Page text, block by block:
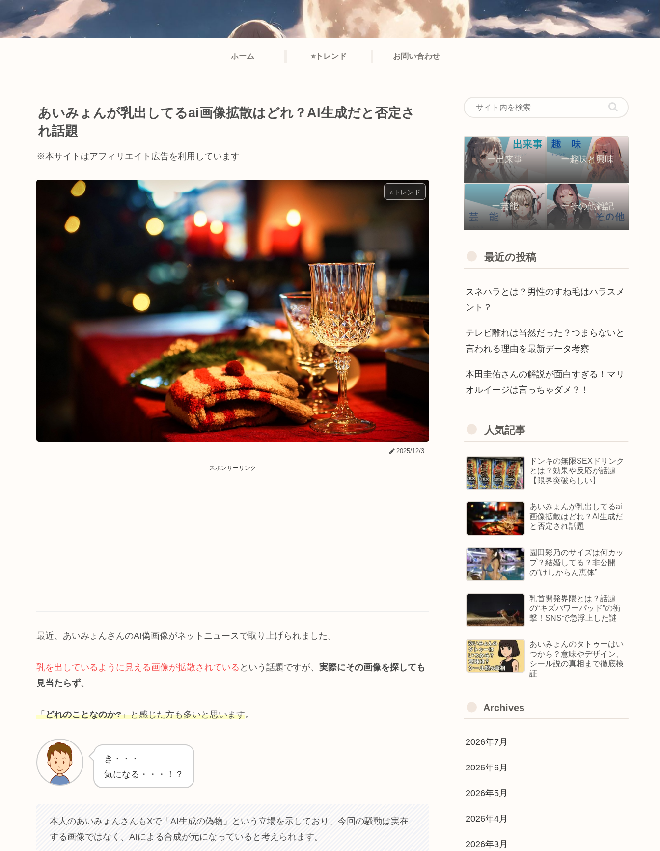
ホーム ⭐︎トレンド お問い合わせ
あいみょんが乳出してるai画像拡散はどれ？AI生成だと否定さ
れ話題
※本サイトはアフィリエイト広告を利用しています
⭐︎トレンド
2025/12/3
スポンサーリンク
最近、あいみょんさんのAI偽画像がネットニュースで取り上げられました。
乳を出しているように見える画像が拡散されている という話題ですが、 実際にその画像を探しても
見当たらず、
「どれのことなのか?」と感じた方も多いと思います。
き・・・
気になる・・・！？
本人のあいみょんさんもXで「AI生成の偽物」という立場を示しており、今回の騒動は実在
する画像ではなく、AIによる合成が元になっていると考えられます。
ー出来事 ー趣味と興味
ー芸能 ーその他雑記
最近の投稿
スネハラとは？男性のすね毛はハラスメ
ント？
テレビ離れは当然だった？つまらないと
言われる理由を最新データ考察
本田圭佑さんの解説が面白すぎる！マリ
オルイージは言っちゃダメ？！
人気記事
ドンキの無限SEXドリンク
とは？効果や反応が話題
【限界突破らしい】
あいみょんが乳出してるai
画像拡散はどれ？AI生成だ
と否定され話題
園田彩乃のサイズは何カッ
プ？結婚してる？非公開
の“けしからん恵体”
乳首開発界隈とは？話題
の“キズパワーパッド”の衝
撃！SNSで急浮上した謎
あいみょんのタトゥーはい
つから？意味やデザイン、
シール説の真相まで徹底検
証
Archives
2026年7月
2026年6月
2026年5月
2026年4月
2026年3月